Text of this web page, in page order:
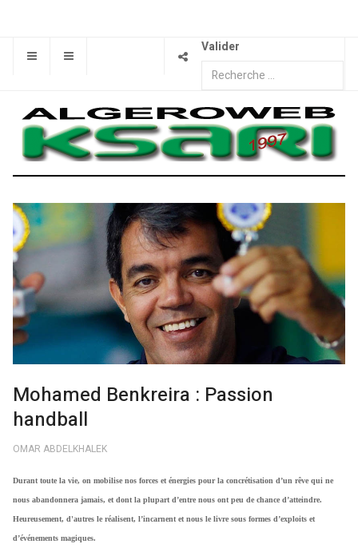
Valider
Mohamed Benkreira : Passion
handball
OMAR ABDELKHALEK
Durant toute la vie, on mobilise nos forces et énergies pour la concrétisation d’un rêve qui ne
nous abandonnera jamais, et dont la plupart d’entre nous ont peu de chance d’atteindre.
Heureusement, d'autres le réalisent, l’incarnent et nous le livre sous formes d’exploits et
d’événements magiques.